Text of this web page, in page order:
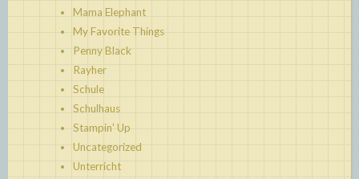
Mama Elephant
My Favorite Things
Penny Black
Rayher
Schule
Schulhaus
Stampin' Up
Uncategorized
Unterricht